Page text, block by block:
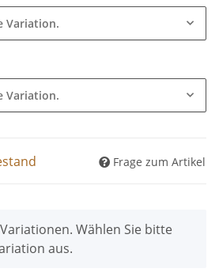
Variation.
Variation.
Frage zum Artikel
Wählen Sie bitte
aus.